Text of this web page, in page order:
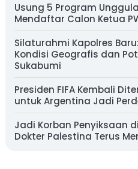
Usung 5 Program
Mendaftar Calon Ketua
Silaturahmi Kapolres
Kondisi Geografis dan
Sukabumi
Presiden FIFA Kembali
untuk Argentina Jadi
Jadi Korban Penyiksaan
Dokter Palestina Terus